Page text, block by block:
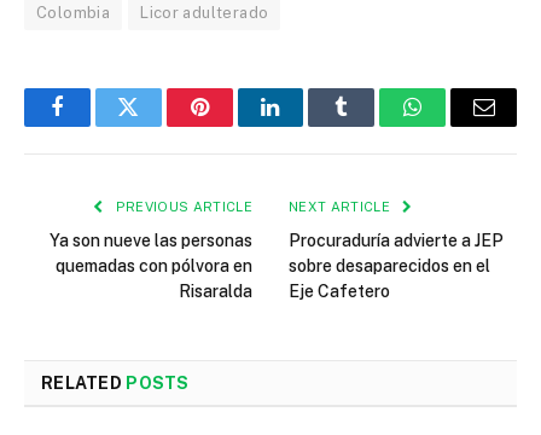
Colombia Licor adulterado
FacebookTwitter PinterestLinkedInTumblr WhatsAppEmail
PREVIOUS ARTICLE
Ya son nueve las personas
quemadas con pólvora en
Risaralda
NEXT ARTICLE
Procuraduría advierte a JEP
sobre desaparecidos en el
Eje Cafetero
RELATED POSTS